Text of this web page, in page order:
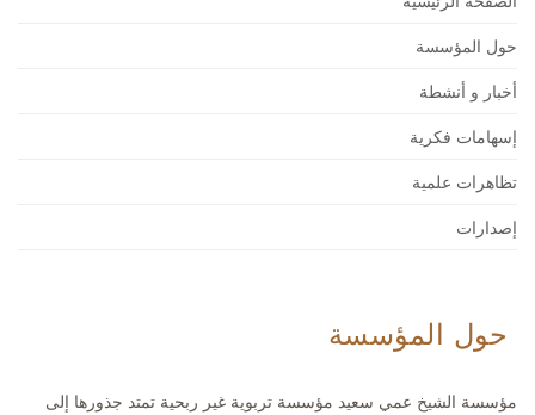
حول المؤسسة
أخبار و أنشطة
إسهامات فكرية
تظاهرات علمية
إصدارات
حول المؤسسة
مؤسسة الشيخ عمي سعيد مؤسسة تربوية غير ربحية تمتد جذورها إلى